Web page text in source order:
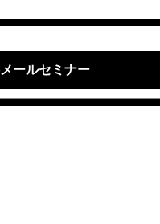
ールセミナー